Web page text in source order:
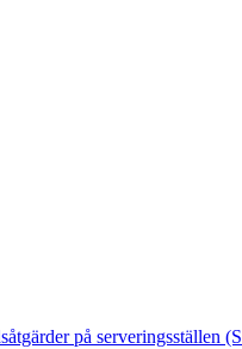
på serveringsställen